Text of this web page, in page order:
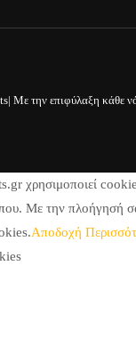
Με την επιφύλαξη κάθε
χρησιμοποιεί
Με την πλοήγησή
Αποδοχή